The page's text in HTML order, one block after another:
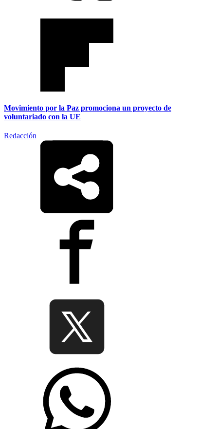
Movimiento por la Paz promociona un proyecto de
voluntariado con la UE
Redacción